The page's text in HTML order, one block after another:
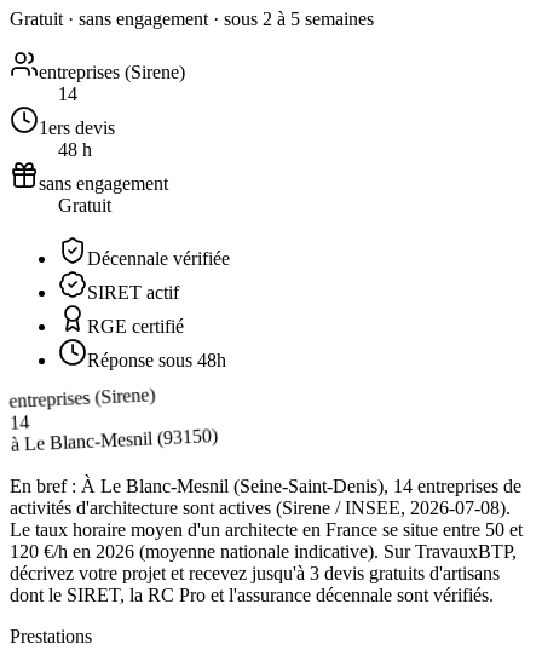
Gratuit · sans engagement · sous 2 à 5 semaines
entreprises (Sirene)
14
1ers devis
48 h
sans engagement
Gratuit
Décennale vérifiée
SIRET actif
RGE certifié
Réponse sous 48h
entreprises (Sirene)
14
àLe Blanc-Mesnil(93150)
En bref : À Le Blanc-Mesnil (Seine-Saint-Denis), 14 entreprises de
activités d'architecture sont actives (Sirene / INSEE, 2026-07-08).
Le taux horaire moyen d'un architecte en France se situe entre 50 et
120 €/h en 2026 (moyenne nationale indicative). Sur TravauxBTP,
décrivez votre projet et recevez jusqu'à 3 devis gratuits d'artisans
dont le SIRET, la RC Pro et l'assurance décennale sont vérifiés.
Prestations